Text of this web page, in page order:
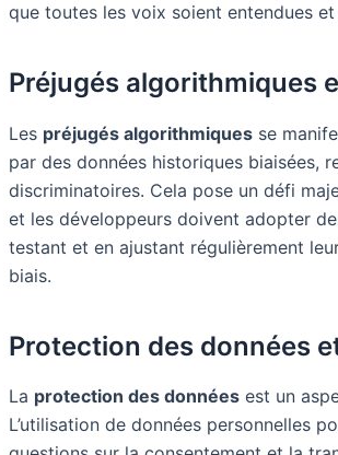
que toutes les voix soient entendues
Préjugés algorithmiques
Les préjugés algorithmiques se
par des données historiques biaisées,
discriminatoires. Cela pose un défi
et les développeurs doivent adopter
testant et en ajustant régulièrement
biais.
Protection des données
La protection des données est un
L’utilisation de données personnelles